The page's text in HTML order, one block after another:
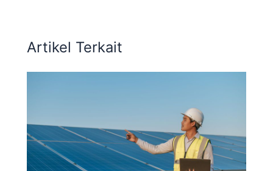
Artikel Terkait